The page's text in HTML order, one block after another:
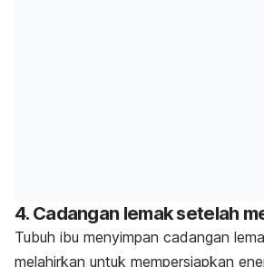
4. Cadangan lemak setelah
Tubuh ibu menyimpan cadangan
melahirkan untuk mempersiapkan